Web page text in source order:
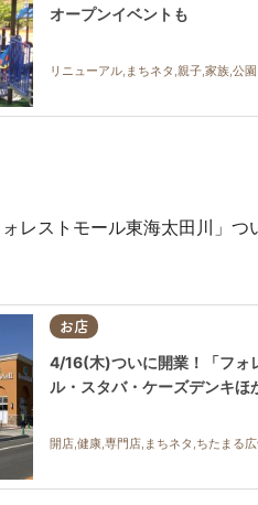
オープンイベントも
リニューアル,まちネタ,親子,家族,公園
レストモール東海太田川」
お店
4/16(木)ついに開業！「フォ
ル・スタバ・ケーズデンキほ
開店,健康,専門店,まちネタ,ちたまる